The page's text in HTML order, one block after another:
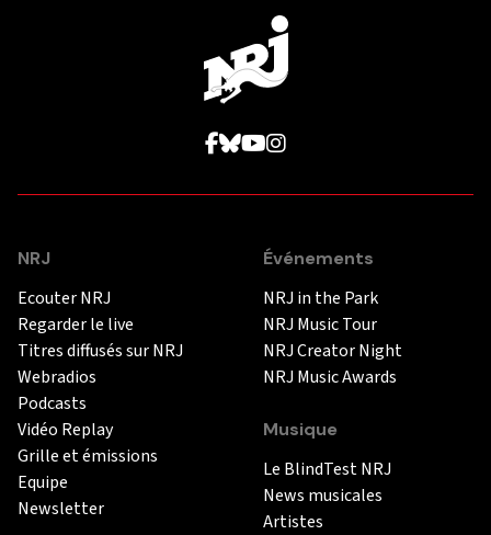
NRJ
Ecouter NRJ
Regarder le live
Titres diffusés sur NRJ
Webradios
Podcasts
Vidéo Replay
Grille et émissions
Equipe
Newsletter
Événements
NRJ in the Park
NRJ Music Tour
NRJ Creator Night
NRJ Music Awards
Musique
Le BlindTest NRJ
News musicales
Artistes